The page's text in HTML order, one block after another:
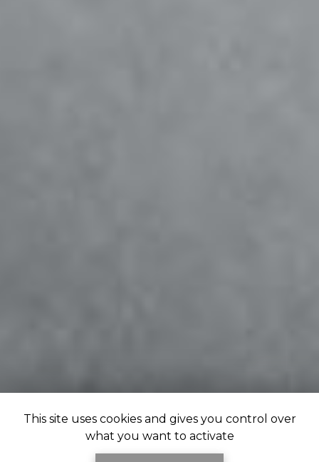
This site uses cookies and gives you control over
what you want to activate